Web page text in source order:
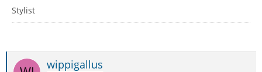
Stylist
wippigallus